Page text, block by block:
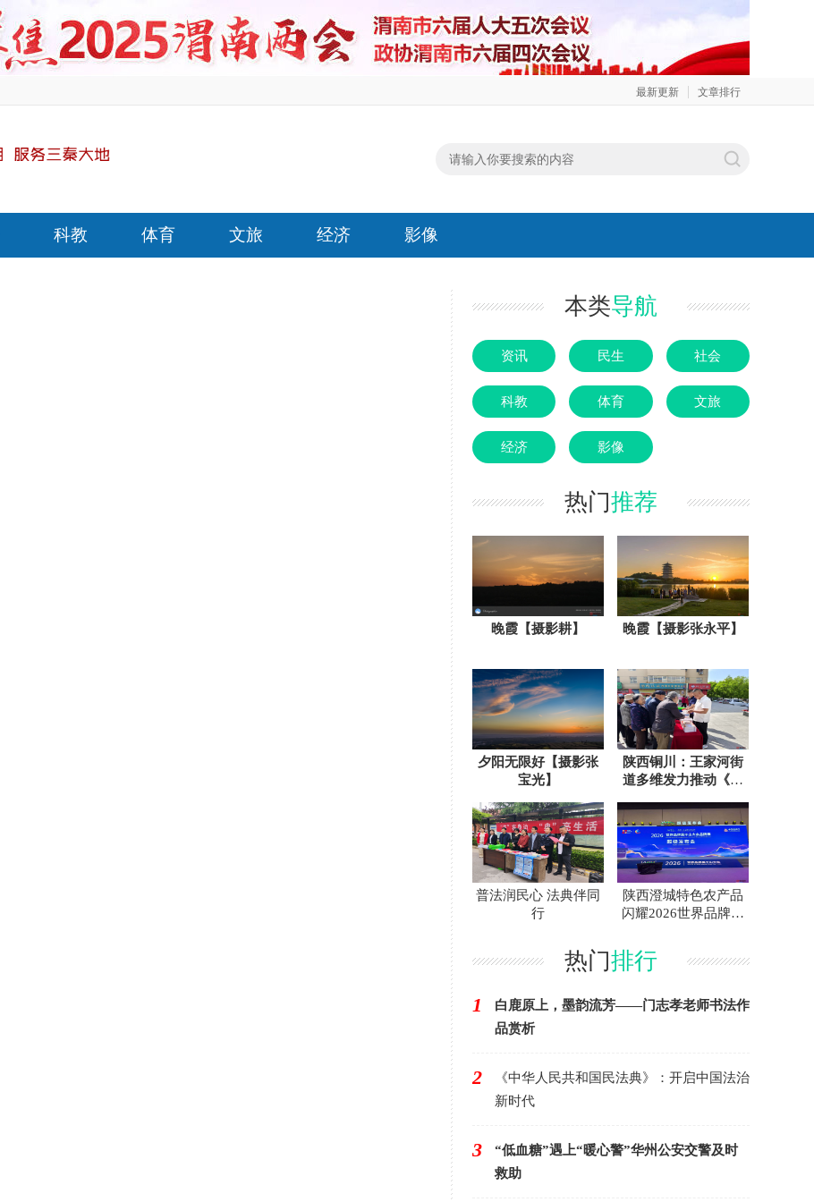
最新更新 文章排行
科教 体育 文旅 经济 影像
本类导航
资讯 民生 社会
科教 体育 文旅
经济 影像
热门推荐
晚霞【摄影耕】 晚霞【摄影张永平】
夕阳无限好【摄影张
宝光】
陕西铜川：王家河街
道多维发力推动《民
普法润民心 法典伴同
行
陕西澄城特色农产品
闪耀2026世界品牌莫
热门排行
1
白鹿原上，墨韵流芳——门志孝老师书法作
品赏析
2
《中华人民共和国民法典》：开启中国法治
新时代
3
“低血糖”遇上“暖心警”华州公安交警及时
救助